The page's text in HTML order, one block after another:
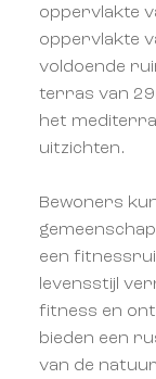
oppervlakte
oppervlakte
voldoende
terras van
het
uitzichten.
Bewoners
een
levensstijl
fitness en
bieden een
van de